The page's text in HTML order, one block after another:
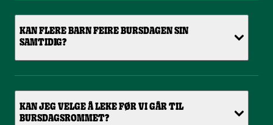
KAN FLERE BARN FEIRE BURSDAGEN SIN
SAMTIDIG?
KAN JEG VELGE Å LEKE FØR VI GÅR TIL
BURSDAGSROMMET?